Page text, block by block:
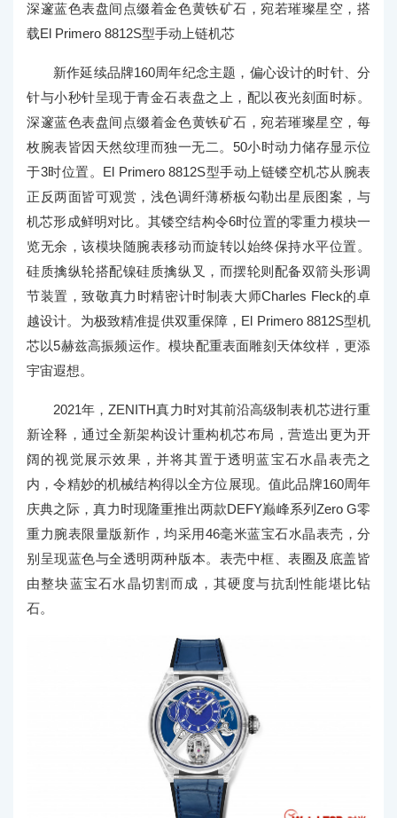
深邃蓝色表盘间点缀着金色黄铁矿石，宛若璀璨星空，搭
载El Primero 8812S型手动上链机芯
新作延续品牌160周年纪念主题，偏心设计的时针、分
针与小秒针呈现于青金石表盘之上，配以夜光刻面时标。
深邃蓝色表盘间点缀着金色黄铁矿石，宛若璀璨星空，每
枚腕表皆因天然纹理而独一无二。50小时动力储存显示位
于3时位置。El Primero 8812S型手动上链镂空机芯从腕表
正反两面皆可观赏，浅色调纤薄桥板勾勒出星辰图案，与
机芯形成鲜明对比。其镂空结构令6时位置的零重力模块一
览无余，该模块随腕表移动而旋转以始终保持水平位置。
硅质擒纵轮搭配镍硅质擒纵叉，而摆轮则配备双箭头形调
节装置，致敬真力时精密计时制表大师Charles Fleck的卓
越设计。为极致精准提供双重保障，El Primero 8812S型机
芯以5赫兹高振频运作。模块配重表面雕刻天体纹样，更添
宇宙遐想。
2021年，ZENITH真力时对其前沿高级制表机芯进行重
新诠释，通过全新架构设计重构机芯布局，营造出更为开
阔的视觉展示效果，并将其置于透明蓝宝石水晶表壳之
内，令精妙的机械结构得以全方位展现。值此品牌160周年
庆典之际，真力时现隆重推出两款DEFY巅峰系列Zero G零
重力腕表限量版新作，均采用46毫米蓝宝石水晶表壳，分
别呈现蓝色与全透明两种版本。表壳中框、表圈及底盖皆
由整块蓝宝石水晶切割而成，其硬度与抗刮性能堪比钻
石。